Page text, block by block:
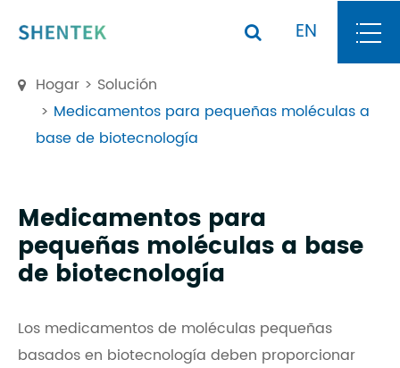
EN
Hogar
Solución
Medicamentos para pequeñas moléculas a
base de biotecnología
Medicamentos para
pequeñas moléculas a base
de biotecnología
Los medicamentos de moléculas pequeñas
basados en biotecnología deben proporcionar